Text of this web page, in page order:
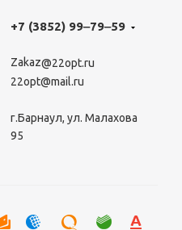
+7 (3852) 99‒79‒59
Zakaz@22opt.ru
22opt@mail.ru
г.Барнаул, ул. Малахова
95